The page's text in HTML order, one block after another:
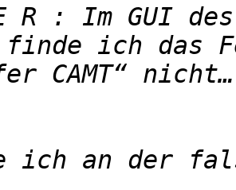
R : Im GUI